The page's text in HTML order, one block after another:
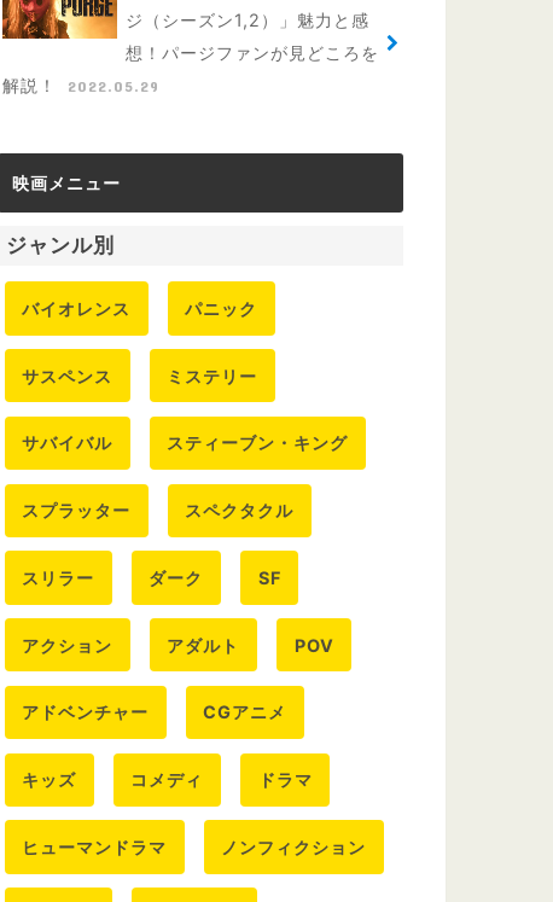
ジ（シーズン1,2）」魅力と感
想！パージファンが見どころを
解説！
2022.05.29
映画メニュー
ジャンル別
バイオレンス パニック
サスペンス ミステリー
サバイバル スティーブン・キング
スプラッター スペクタクル
スリラー ダーク SF
アクション アダルト POV
アドベンチャー CGアニメ
キッズ コメディ ドラマ
ヒューマンドラマ ノンフィクション